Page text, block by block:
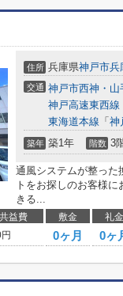
住所 兵庫県神戸市兵
交通 神戸市西神・山
神戸高速東西線
東海道本線 「 神
築年 築1年 階数 3
通風システムが整った
トをお探しのお客様
きる...
益費 敷金 礼金
0ヶ月 0ヶ